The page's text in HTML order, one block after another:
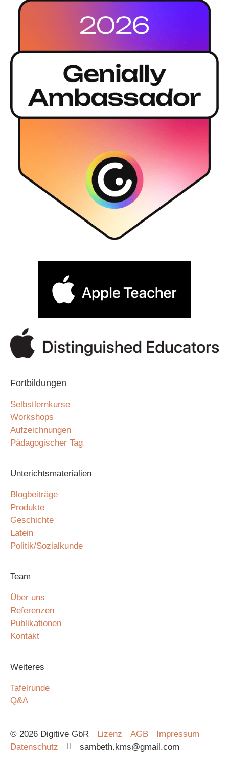
Fortbildungen
Selbstlernkurse
Workshops
Aufzeichnungen
Pädagogischer Tag
Unterichtsmaterialien
Blogbeiträge
Produkte
Geschichte
Latein
Politik/Sozialkunde
Team
Über uns
Referenzen
Publikationen
Kontakt
Weiteres
Tafelrunde
Q&A
© 2026 Digitive GbR Lizenz AGB
Impressum
Datenschutz
sambeth.kms@gmail.com